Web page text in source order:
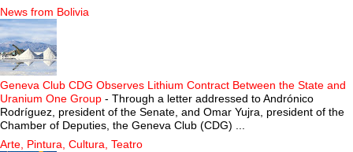
News from Bolivia
Geneva Club CDG Observes Lithium Contract Between the State and
Uranium One Group - Through a letter addressed to Andrónico
Rodríguez, president of the Senate, and Omar Yujra, president of the
Chamber of Deputies, the Geneva Club (CDG) ...
Arte, Pintura, Cultura, Teatro